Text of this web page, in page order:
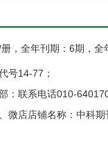
，全年刊期：6期，全
号14-77；
：联系电话010-
、微店店铺名称：中